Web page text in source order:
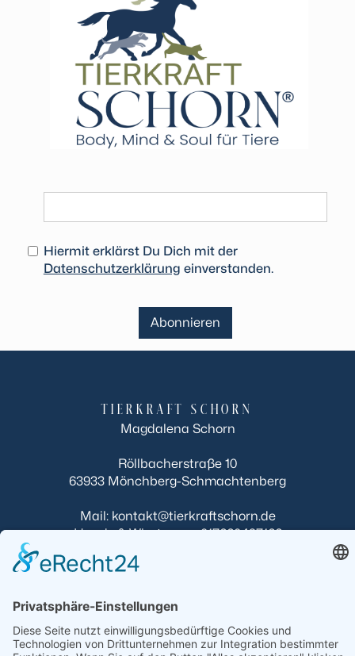
Hiermit erklärst Du Dich mit der
Datenschutzerklärung einverstanden.
TIERKRAFT SCHORN
Magdalena Schorn
Röllbacherstraße 10
63933 Mönchberg-Schmachtenberg
Mail: kontakt@tierkraftschorn.de
Handy & Whatsapp : 017660427166